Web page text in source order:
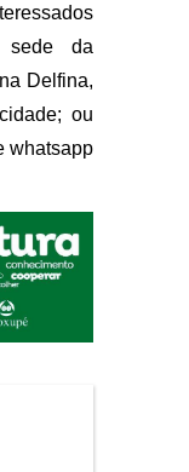
sede da
Delfina,
ou
whatsapp